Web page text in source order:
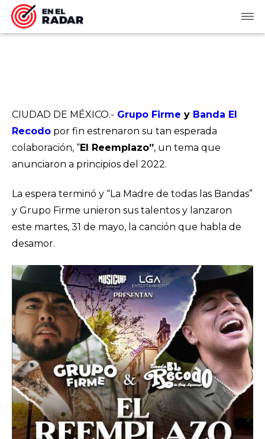
CIUDAD DE MÉXICO.- Grupo Firme y Banda El
Recodo por fin estrenaron su tan esperada
colaboración, “El Reemplazo”, un tema que
anunciaron a principios del 2022.
La espera terminó y “La Madre de todas las Bandas”
y Grupo Firme unieron sus talentos y lanzaron
este martes, 31 de mayo, la canción que habla de
desamor.